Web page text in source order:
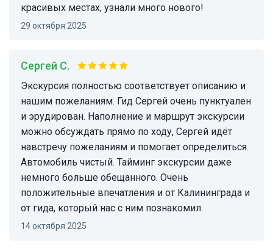
красивых местах, узнали много нового!
29 октября 2025
Сергей С.
Экскурсия полностью соответствует описанию и
нашим пожеланиям. Гид Сергей очень пунктуален
и эрудирован. Наполнение и маршрут экскурсии
можно обсуждать прямо по ходу, Сергей идёт
навстречу пожеланиям и помогает определиться.
Автомобиль чистый. Тайминг экскурсии даже
немного больше обещанного. Очень
положительные впечатления и от Калининграда и
от гида, который нас с ним познакомил.
14 октября 2025